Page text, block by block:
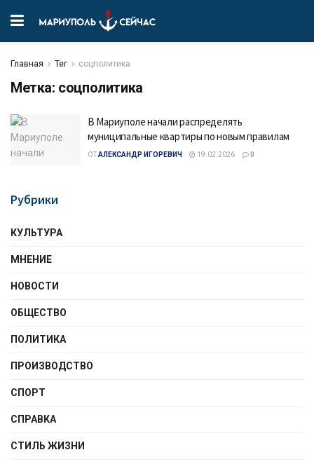
Главная Тег соцполитика
Метка: соцполитика
В Мариуполе начали распределять
муниципальные квартиры по новым правилам
ОТАЛЕКСАНДР ИГОРЕВИЧ 19.02.2026 0
Рубрики
КУЛЬТУРА
МНЕНИЕ
НОВОСТИ
ОБЩЕСТВО
ПОЛИТИКА
ПРОИЗВОДСТВО
СПОРТ
СПРАВКА
СТИЛЬ ЖИЗНИ